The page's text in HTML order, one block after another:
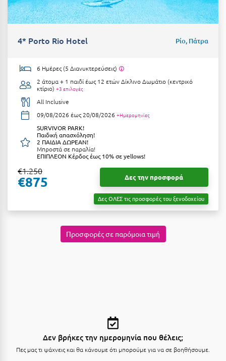
Καστοριά
Κερατέα
Κέρκυρα
Κεφαλονιά
Κοκκώνι Κορινθίας
Κόνιτσα
Κουρούτα Ηλείας
Κύμη Ευβοίας
4* Porto Rio Hotel Ρίο, Πάτρα
6 Ημέρες (5 Διανυκτερεύσεις)
2 άτομα + 1 παιδί έως 12 ετώνΔίκλινο Δωμάτιο (κεντρικό
κτίριο) +3 επιλογές
All Inclusive
09/08/2026 έως 20/08/2026 +Ημερομηνίες
SURVIVOR PARK!
Παιδική απασχόληση!
2 ΠΑΙΔΙΑ ΔΩΡΕΑΝ!
Μπροστά σε παραλία!
ΕΠΙΠΛΕΟΝ Κέρδος έως 10% σε yellows!
€1.250
€875 Δες την προσφορά
Δες ΟΛΕΣ τις προσφορές του ξενοδοχείου
Προσφορές σε παρόμοια τιμή
Δεν βρήκες την ημερομηνία που θέλεις;
Πες μας τι ψάχνεις και θα κάνουμε ότι μπορούμε για να σε βοηθήσουμε.